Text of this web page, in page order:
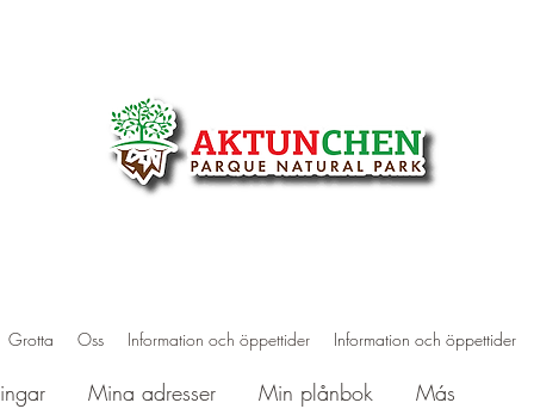
Grotta Oss Information och öppettider Information och öppettider
Mina adresser Min plånbok Más